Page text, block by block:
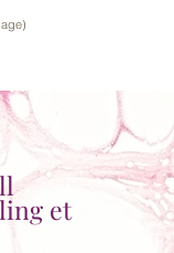
et